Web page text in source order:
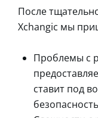
После
Xchangic мы
Проблемы с
ставит под